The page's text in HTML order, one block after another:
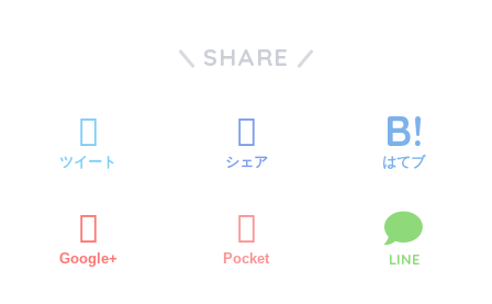
SHARE
ツイート シェア はてブ
Google+ Pocket LINE